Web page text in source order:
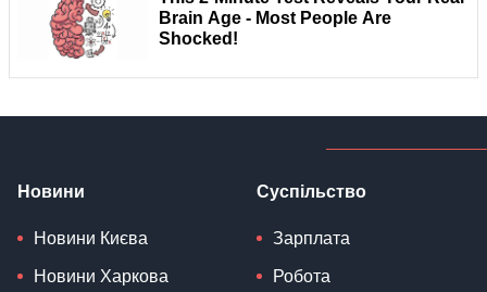
Новини
Новини Києва
Новини Харкова
Суспільство
Зарплата
Робота